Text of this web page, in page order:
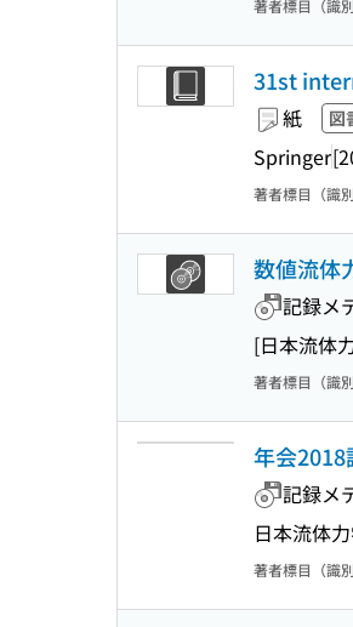
著者標目（識別
31st
紙 図
Springer
著者標目（識別
数値流体
記録メ
[日本流体
著者標目（識別
年会2018
記録メ
日本流体
著者標目（識別